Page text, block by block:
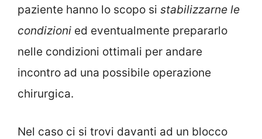
paziente hanno lo scopo si stabilizzarne le
condizioni ed eventualmente prepararlo
nelle condizioni ottimali per andare
incontro ad una possibile operazione
chirurgica.
Nel caso ci si trovi davanti ad un blocco